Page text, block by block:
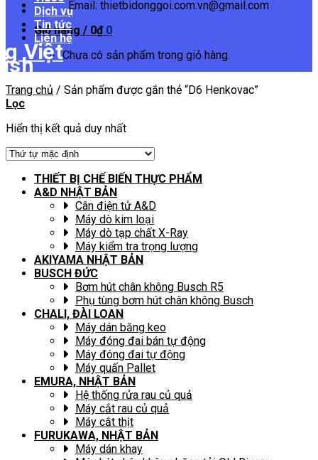
Email: thietbidonggoi.com.vn@gmail.com
Giỏ hàng / 0₫ 0
Chưa có sản phẩm trong giỏ hàng.
Dịch vụ
Tin tức
Liên hệ
Trang chủ / Sản phẩm được gắn thẻ “D6 Henkovac”
Lọc
Hiển thị kết quả duy nhất
THIẾT BỊ CHẾ BIẾN THỰC PHẨM
A&D NHẬT BẢN
Cân điện tử A&D
Máy dò kim loại
Máy dò tạp chất X-Ray
Máy kiểm tra trọng lượng
AKIYAMA NHẬT BẢN
BUSCH ĐỨC
Bơm hút chân không Busch R5
Phụ tùng bơm hút chân không Busch
CHALI, ĐÀI LOAN
Máy dán băng keo
Máy đóng đai bán tự động
Máy đóng đai tự động
Máy quấn Pallet
EMURA, NHẬT BẢN
Hệ thống rửa rau củ quả
Máy cắt rau củ quả
Máy cắt thịt
FURUKAWA, NHẬT BẢN
Máy dán khay